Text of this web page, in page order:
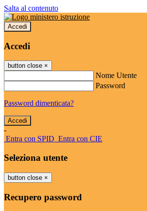
Salta al contenuto
Accedi
Accedi
button close ×
Nome Utente
Password
Password dimenticata?
-
Entra con SPID Entra con CIE
Seleziona utente
button close ×
Recupero password